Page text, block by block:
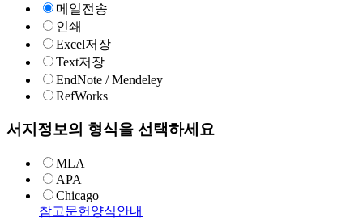
메일전송
인쇄
Excel저장
Text저장
EndNote / Mendeley
RefWorks
서지정보의 형식을 선택하세요
MLA
APA
Chicago
참고문헌양식안내